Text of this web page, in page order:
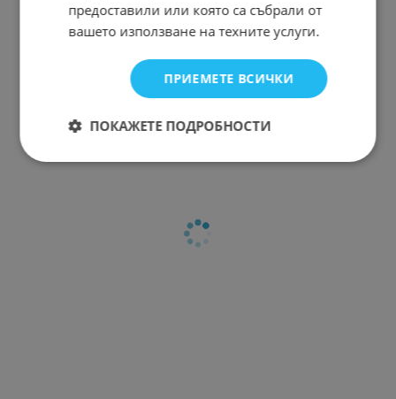
предоставили или която са събрали от
вашето използване на техните услуги.
ПРИЕМЕТЕ ВСИЧКИ
ПОКАЖЕТЕ ПОДРОБНОСТИ